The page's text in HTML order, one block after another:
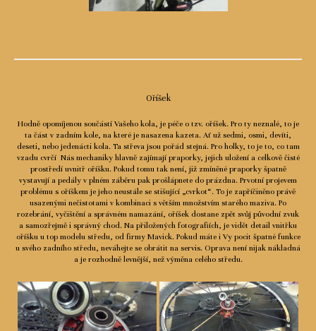
Oříšek
Hodně opomíjenou součástí Vašeho kola, je péče o tzv. oříšek. Pro ty neznalé, to je
ta část v zadním kole, na které je nasazena kazeta. Ať už sedmi, osmi, devíti,
deseti, nebo jedenácti kola. Ta střeva jsou pořád stejná. Pro holky, to je to, co tam
vzadu cvrčí Nás mechaniky hlavně zajímají praporky, jejich uložení a celkově čisté
prostředí uvnitř oříšku. Pokud tomu tak není, již zmíněné praporky špatně
vystavují a pedály v plném záběru pak prošlápnete do prázdna. Prvotní projevem
problému s oříškem je jeho neustále se stišující „cvrkot“. To je zapříčiněno právě
usazenými nečistotami v kombinaci s větším množstvím starého maziva. Po
rozebrání, vyčištění a správném namazání, oříšek dostane zpět svůj původní zvuk
a samozřejmě i správný chod. Na přiložených fotografiích, je vidět detail vnitřku
oříšku u top modelu středu, od firmy Mavick. Pokud máte i Vy pocit špatné funkce
u svého zadního středu, neváhejte se obrátit na servis. Oprava není nijak nákladná
a je rozhodně levnější, než výměna celého středu.